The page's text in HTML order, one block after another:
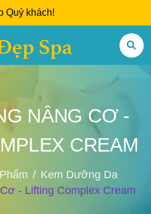
Quý khách!
NÂNG CƠ -
CREAM
Kem Dưỡng Da
- Lifting Complex Cream